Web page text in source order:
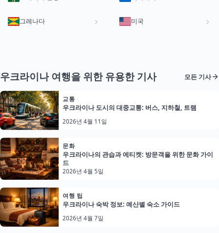
그레나다 미국
우크라이나 여행을 위한 유용한 기사 모든 기사
교통
우크라이나 도시의 대중교통: 버스, 지하철, 트램
2026년 4월 11일
문화
우크라이나의 관습과 에티켓: 방문객을 위한 문화 가이
드
2026년 4월 5일
여행 팁
우크라이나 숙박 정보: 예산별 숙소 가이드
2026년 4월 7일